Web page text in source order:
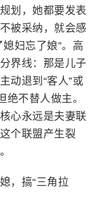
划，她都要发表
被采纳，就会感
妇忘了娘”。高
界线：那是儿子
动退到“客人”或
绝不替人做主。
心永远是夫妻联
个联盟产生裂
，搞“三角拉